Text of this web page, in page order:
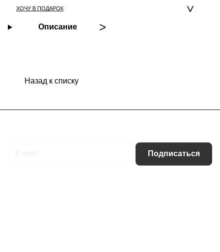
ХОЧУ В ПОДАРОК
Описание
Назад к списку
Подписаться